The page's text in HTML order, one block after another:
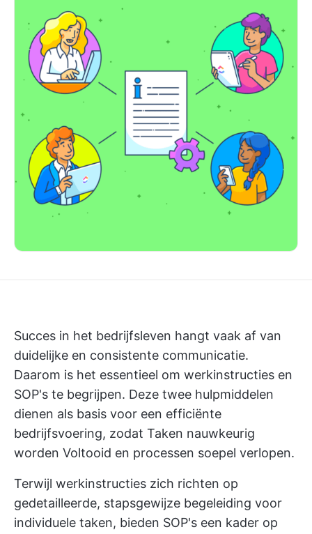
Succes in het bedrijfsleven hangt vaak af van
duidelijke en consistente communicatie.
Daarom is het essentieel om werkinstructies en
SOP's te begrijpen. Deze twee hulpmiddelen
dienen als basis voor een efficiënte
bedrijfsvoering, zodat Taken nauwkeurig
worden Voltooid en processen soepel verlopen.
Terwijl werkinstructies zich richten op
gedetailleerde, stapsgewijze begeleiding voor
individuele taken, bieden SOP's een kader op